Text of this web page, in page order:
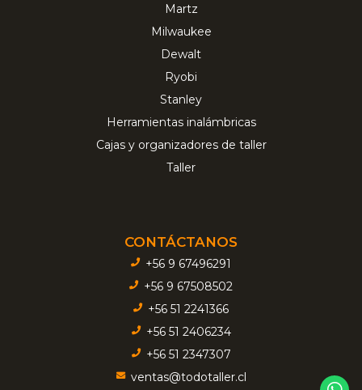
Martz
Milwaukee
Dewalt
Ryobi
Stanley
Herramientas inalámbricas
Cajas y organizadores de taller
Taller
CONTÁCTANOS
+56 9 67496291
+56 9 67508502
+56 51 2241366
+56 51 2406234
+56 51 2347307
ventas@todotaller.cl